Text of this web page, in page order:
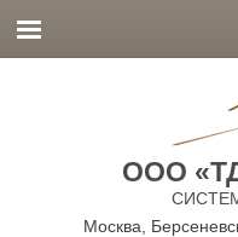
ООО
Москва,